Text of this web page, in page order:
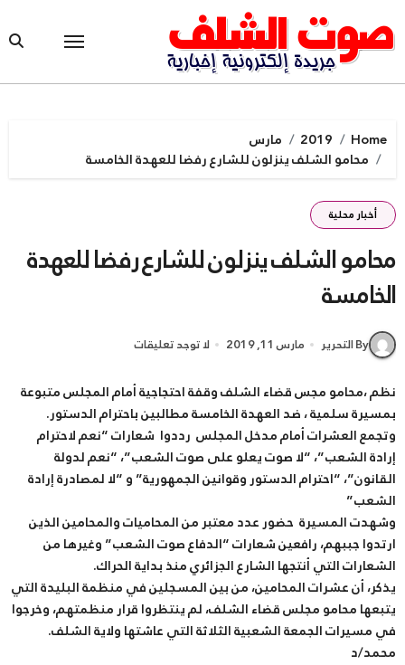
to
content
Home
2019
مارس
محامو الشلف ينزلون للشارع رفضا للعهدة الخامسة
أخبار محلية
محامو الشلف ينزلون للشارع رفضا للعهدة
الخامسة
By التحرير مارس 11, 2019 لا توجد تعليقات
نظم ،محامو مجس قضاء الشلف وقفة احتجاجية أمام المجلس متبوعة
بمسيرة سلمية ، ضد العهدة الخامسة مطالبين باحترام الدستور.
وتجمع العشرات أمام مدخل المجلس رددوا شعارات “نعم لاحترام
إرادة الشعب”، “لا صوت يعلو على صوت الشعب”، “نعم لدولة
القانون”، “احترام الدستور وقوانين الجمهورية” و “لا لمصادرة إرادة
الشعب”
وشهدت المسيرة حضور عدد معتبر من المحاميات والمحامين الذين
ارتدوا جببهم، رافعين شعارات “الدفاع صوت الشعب” وغيرها من
الشعارات التي أنتجها الشارع الجزائري منذ بداية الحراك.
يذكر، أن عشرات المحامين، من بين المسجلين في منظمة البليدة التي
يتبعها محامو مجلس قضاء الشلف، لم ينتظروا قرار منظمتهم، وخرجوا
في مسيرات الجمعة الشعبية الثلاثة التي عاشتها ولاية الشلف.
محمد/د